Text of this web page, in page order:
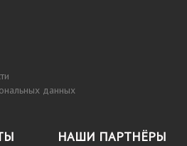
данных
НАШИ ПАРТНЁРЫ